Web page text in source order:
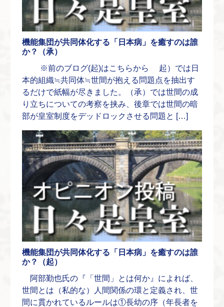
機能集団が共同体化する「日本病」を癒すのは誰
か？（承）
※前のブログ(起)はこちらから 起）では日
本的組織≒共同体≒世間が抱える問題点を抽出す
るだけで紙幅が尽きました。（承）では世間の成
り立ちについての考察を挟み、後章では世間の暗
部が皇室制度をデッドロックさせる問題と […]
機能集団が共同体化する「日本病」を癒すのは誰
か？（起）
阿部勤也氏の『「世間」とは何か』によれば、
世間とは（私的な）人間関係の環と定義され、世
間に貫かれているルールは①長幼の序（年長者を